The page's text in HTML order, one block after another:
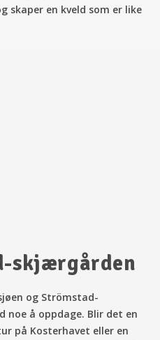
skaper en kveld som er like
skjærgården
og Strömstad-
noe å oppdage. Blir det en
på Kosterhavet eller en